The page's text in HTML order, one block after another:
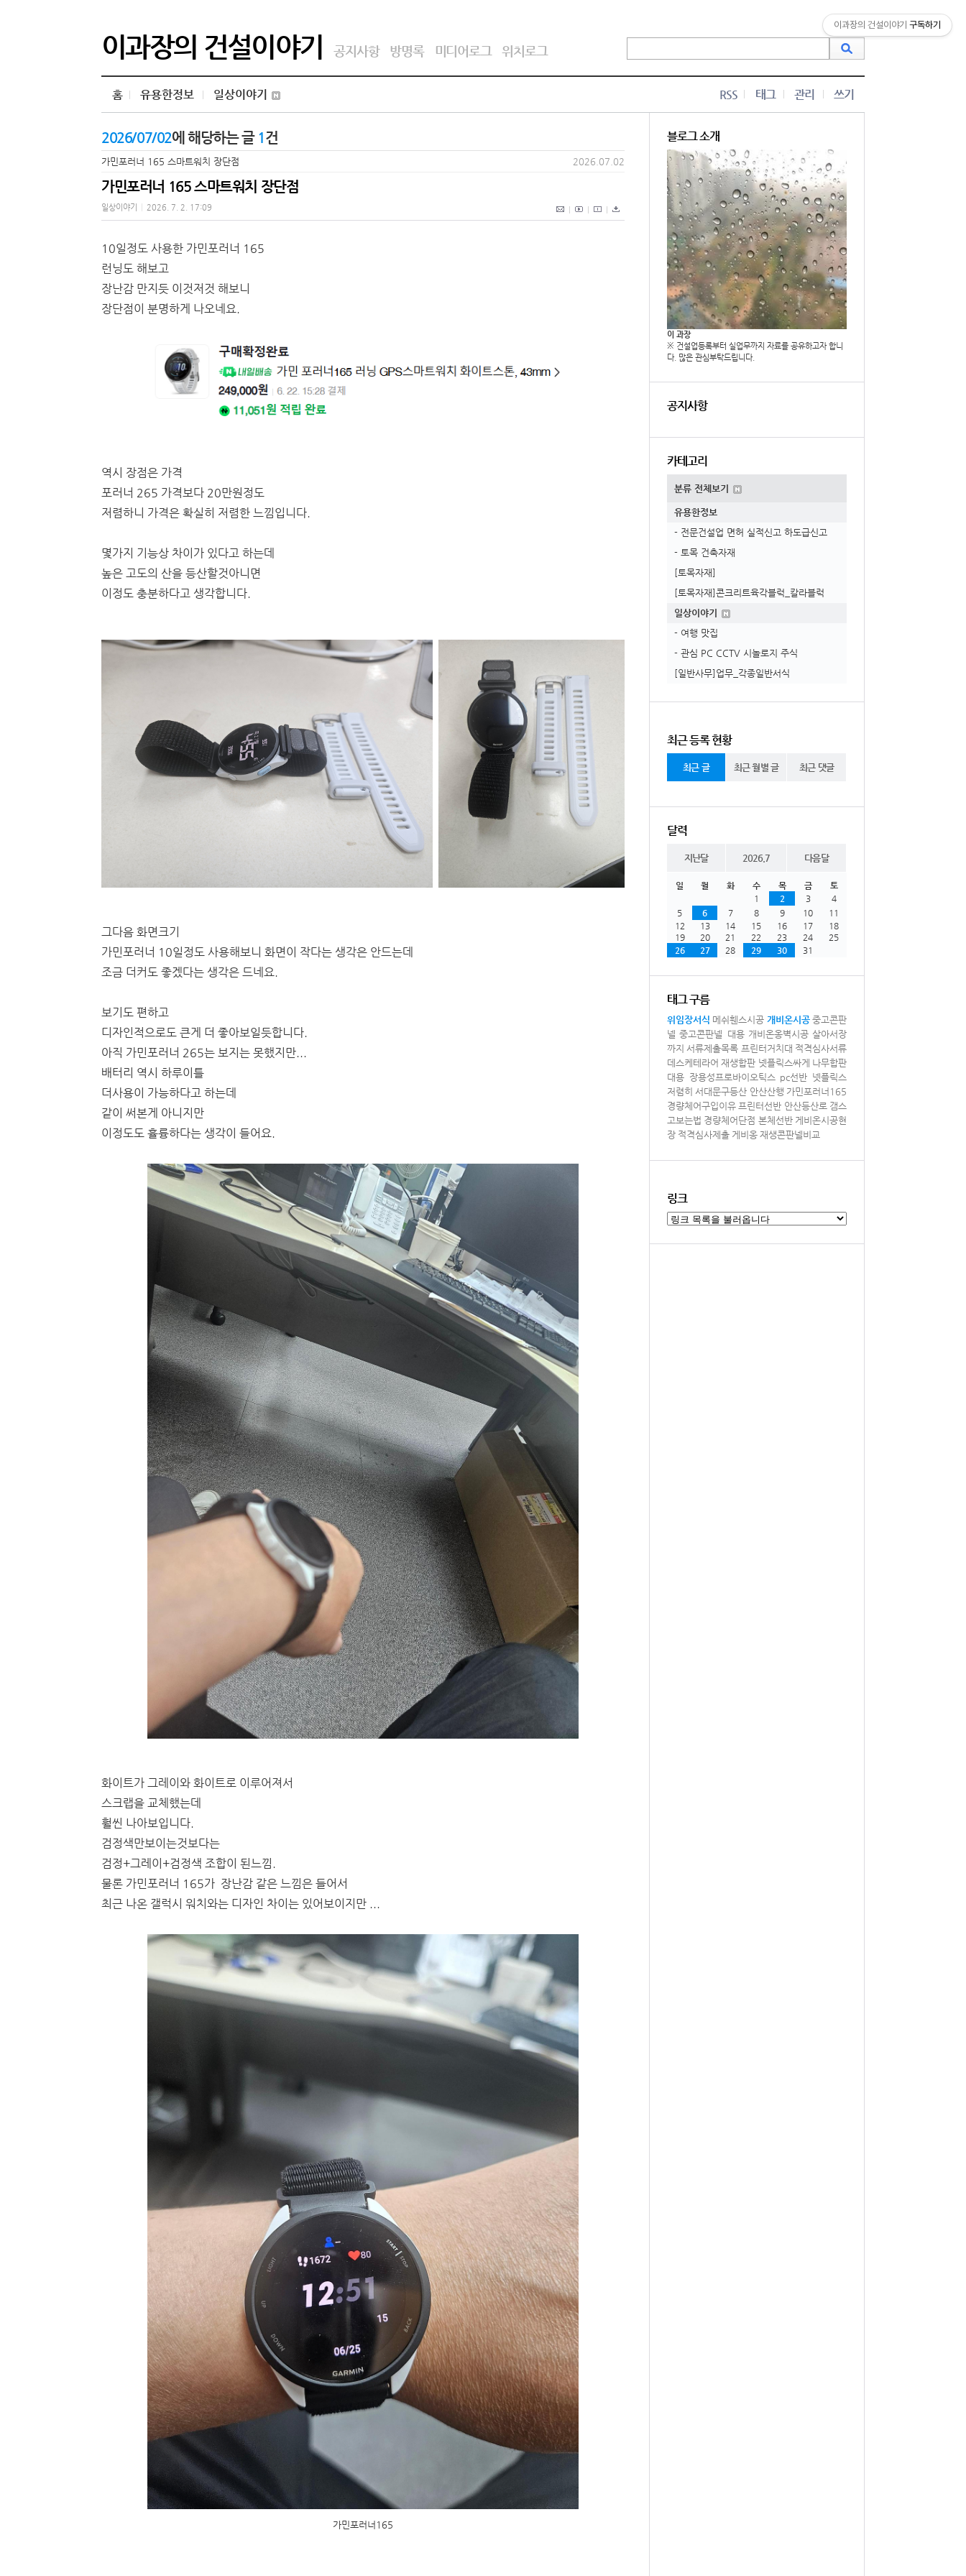
이과장의 건설이야기 공지사항 방명록 미디어로그 위치로그
홈 유용한정보 일상이야기 RSS 태그 관리 쓰기
2026/07/02에 해당하는 글 1건
가민포러너 165 스마트워치 장단점 2026.07.02
가민포러너 165 스마트워치 장단점
일상이야기 2026. 7. 2. 17:09
10일정도 사용한 가민포러너 165
런닝도 해보고
장난감 만지듯 이것저것 해보니
장단점이 분명하게 나오네요.
역시 장점은 가격
포러너 265 가격보다 20만원정도
저렴하니 가격은 확실히 저렴한 느낌입니다.
몇가지 기능상 차이가 있다고 하는데
높은 고도의 산을 등산할것아니면
이정도 충분하다고 생각합니다.
그다음 화면크기
가민포러너 10일정도 사용해보니 화면이 작다는 생각은 안드는데
조금 더커도 좋겠다는 생각은 드네요.
보기도 편하고
디자인적으로도 큰게 더 좋아보일듯합니다.
아직 가민포러너 265는 보지는 못했지만...
배터리 역시 하루이틀
더사용이 가능하다고 하는데
같이 써본게 아니지만
이정도도 휼륭하다는 생각이 들어요.
화이트가 그레이와 화이트로 이루어져서
스크랩을 교체했는데
훨씬 나아보입니다.
검정색만보이는것보다는
검정+그레이+검정색 조합이 된느낌.
물론 가민포러너 165가 장난감 같은 느낌은 들어서
최근 나온 갤럭시 워치와는 디자인 차이는 있어보이지만 ...
가민포러너165
블로그 소개
이 과장
※ 건설업등록부터 실업무까지 자료를 공유하고자 합니
다. 많은 관심부탁드립니다.
공지사항
카테고리
분류 전체보기
유용한정보
- 전문건설업 면허 실적신고 하도급신고
- 토목 건축자재
[토목자재]
[토목자재]콘크리트육각블럭_칼라블럭
일상이야기
- 여행 맛집
- 관심 PC CCTV 시놀로지 주식
[일반사무]업무_각종일반서식
최근 등록 현황
최근 글 최근 월별 글 최근 댓글
달력
지난달 2026.7 다음달
일 월 화 수 목 금
토
1
2 3
4
5
6 7 8 9 10
11
12
13 14 15 16 17
18
19
20 21 22 23 24
25
26
27 28 29 30 31
태그 구름
위임장서식 메쉬휀스시공 개비온시공 중고콘판
넬 중고콘판넬 대용 개비온옹벽시공 살아서장
까지 서류제출목록 프린터거치대 적격심사서류
데스케테라어 재생합판 넷플릭스싸게 나무합판
대용 장용성프로바이오틱스 pc선반 넷플릭스
저렴히 서대문구등산 안산산행 가민포러너165
경량체어구입이유 프린터선반 안산등산로 갬스
고보는법 경량체어단점 본체선반 게비온시공현
장 적격심사제출 게비옹 재생콘판넬비교
링크
이과장의 건설이야기 구독하기